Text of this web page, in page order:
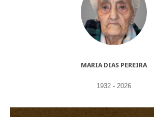
MARIA DIAS PEREIRA
1932 - 2026